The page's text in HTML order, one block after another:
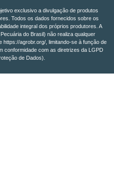
exclusivo a divulgação de produtos
Todos os dados fornecidos sobre os
integral dos próprios produtores. A
do Brasil) não realiza qualquer
agrobr.org/, limitando-se à função de
conformidade com as diretrizes da LGPD
de Dados).